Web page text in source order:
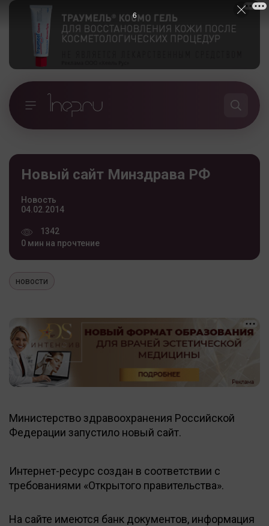
Новый сайт Минздрава РФ
Новость
04.02.2014
1342
0 мин на прочтение
новости
Министерство здравоохранения Российской
Федерации запустило новый сайт.
Интернет-ресурс создан в соответствии с
требованиями «Открытого правительства».
На сайте имеются банк документов, информация
6